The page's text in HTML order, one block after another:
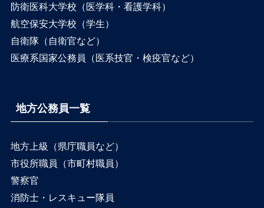
防衛医科大学校（医学科・看護学科）
航空保安大学校（学生）
自衛隊（自衛官など）
医療系国家公務員（医系技官・検疫官など）
地方公務員一覧
地方上級（県庁職員など）
市役所職員（市町村職員）
警察官
消防士・レスキュー隊員